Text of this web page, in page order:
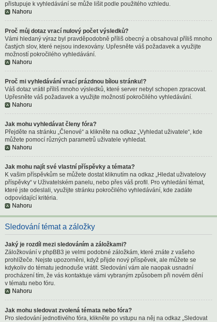
přistupuje k vyhledávání se může lišit podle použitého vzhledu.
Nahoru
Proč můj dotaz vrací nulový počet výsledků?
Vámi hledaný výraz byl pravděpodobně příliš obecný a obsahoval příliš mnoho
častých slov, které nejsou indexovány. Upřesněte váš požadavek a využijte
možností pokročilého vyhledávání.
Nahoru
Proč mi vyhledávání vrací prázdnou bílou stránku!?
Váš dotaz vrátil příliš mnoho výsledků, které server nebyl schopen zpracovat.
Upřesněte váš požadavek a využijte možností pokročilého vyhledávání.
Nahoru
Jak mohu vyhledávat členy fóra?
Přejděte na stránku „Členové“ a klikněte na odkaz „Vyhledat uživatele“, kde
můžete pomocí různých parametrů uživatele vyhledat.
Nahoru
Jak mohu najít své vlastní příspěvky a témata?
K vašim příspěvkům se můžete dostat kliknutím na odkaz „Hledat uživatelovy
příspěvky“ v Uživatelském panelu, nebo přes váš profil. Pro vyhledání témat,
které jste odeslali, využijte stránku pokročilého vyhledávání, kde zadáte
odpovídající kritéria.
Nahoru
Sledování témat a záložky
Jaký je rozdíl mezi sledováním a záložkami?
Záložkování v phpBB3 je velmi podobné záložkám, které znáte z vašeho
prohlížeče. Nejste upozorněni, když přijde nový příspěvek, ale můžete se
kdykoliv do tématu jednoduše vrátit. Sledování vám ale naopak usnadní
procházení tím, že vás kontaktuje vámi vybraným způsobem při novém dění
v tématu nebo fóru.
Nahoru
Jak mohu sledovat zvolená témata nebo fóra?
Pro sledování jednotlivého fóra, klikněte po vstupu na něj na odkaz „Sledovat